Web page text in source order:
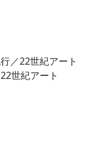
／22世紀アート
世紀アート